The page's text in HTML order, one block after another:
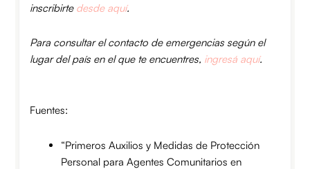
inscribirte desde aquí.
Para consultar el contacto de emergencias según el
lugar del país en el que te encuentres, ingresá aquí.
Fuentes:
“Primeros Auxilios y Medidas de Protección
Personal para Agentes Comunitarios en